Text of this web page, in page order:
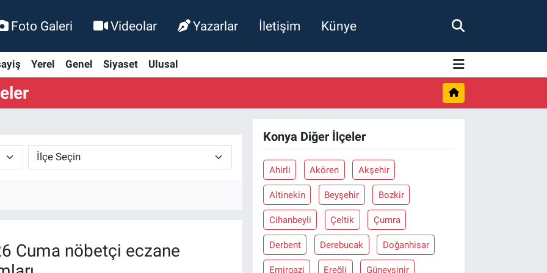
Foto Galeri Videolar Yazarlar İletişim Künye
Yerel Genel Siyaset Ulusal
Cuma nöbetçi eczane
Konya Diğer İlçeler
Ahirli Akören Akşehir
Altinekin Beyşehir Bozkir
Cihanbeyli Çeltik Çumra
Derbent Derebucak Doğanhisar
Emirgazi Ereğli Güneysinir